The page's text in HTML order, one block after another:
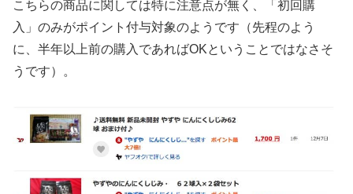
こちらの商品に関しては特に注意点が無く、「初回購
入」のみがポイント付与対象のようです（先程のよう
に、半年以上前の購入であればOKということではなさそ
うです）。